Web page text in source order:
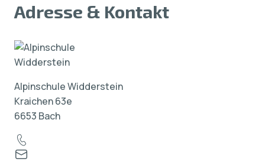
Adresse & Kontakt
Alpinschule Widderstein
Kraichen 63e
6653 Bach